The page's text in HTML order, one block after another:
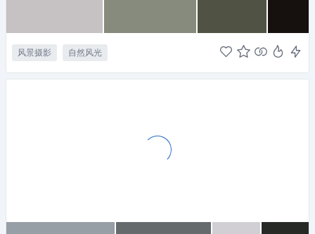
风景摄影 自然风光